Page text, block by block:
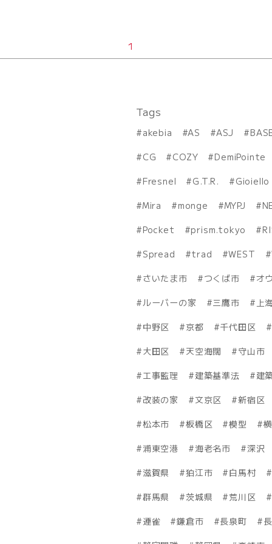
1
Tags
akebia AS ASJ
CG
COZY DemiPointe
Fresnel
G.T.R. Gioiello
Mira
monge MYPJ
Pocket
prism.tokyo
Spread
trad WEST
さいたま市
つくば市 オ
ルーバーの家
三鷹市 上
中野区
京都 千代田区
大田区
天空海闊 守山市
工事監理
建築基準法 建
改装の家
文京区 新宿区
松本市
板橋区 模型
浦東空港
海老名市 深沢
滋賀県
狛江市 白馬村
群馬県
茨城県 荒川区
連雀
鎌倉市 長泉町